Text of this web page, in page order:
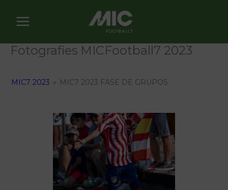
contingut
Fotografies MICFootball7 2023
MIC7 2023 » MIC7 2023 FASE DE GRUPOS